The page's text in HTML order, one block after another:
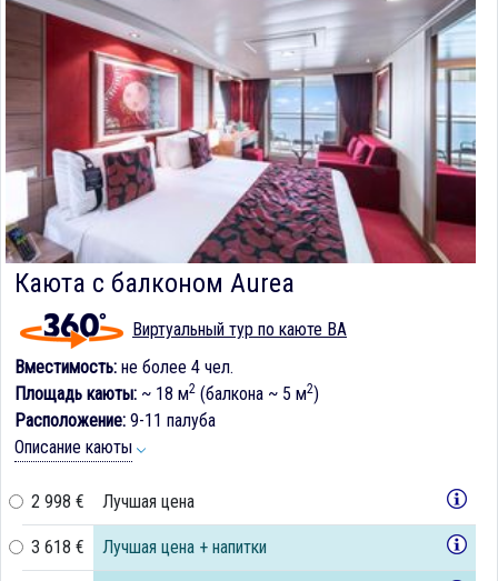
Каюта с балконом Aurea
Виртуальный тур по каюте BA
Вместимость: не более 4 чел.
Площадь каюты: ~ 18 м2 (балкона ~ 5 м2)
Расположение: 9-11 палуба
Описание каюты
2 998 € Лучшая цена
3 618 € Лучшая цена + напитки